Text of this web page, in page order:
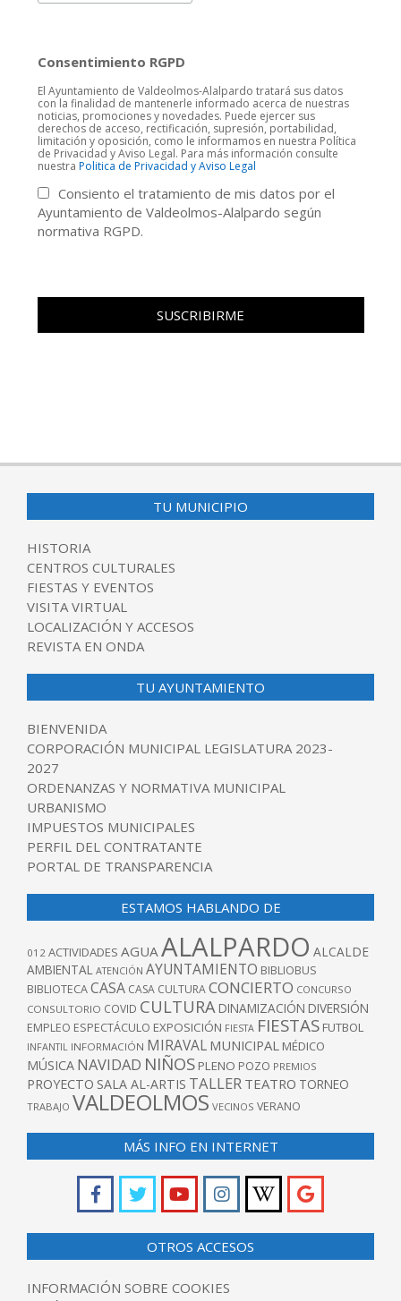
Consentimiento RGPD
El Ayuntamiento de Valdeolmos-Alalpardo tratará sus datos
con la finalidad de mantenerle informado acerca de nuestras
noticias, promociones y novedades. Puede ejercer sus
derechos de acceso, rectificación, supresión, portabilidad,
limitación y oposición, como le informamos en nuestra Política
de Privacidad y Aviso Legal. Para más información consulte
nuestra Politica de Privacidad y Aviso Legal
Consiento el tratamiento de mis datos por el
Ayuntamiento de Valdeolmos-Alalpardo según
normativa RGPD.
TU MUNICIPIO
HISTORIA
CENTROS CULTURALES
FIESTAS Y EVENTOS
VISITA VIRTUAL
LOCALIZACIÓN Y ACCESOS
REVISTA EN ONDA
TU AYUNTAMIENTO
BIENVENIDA
CORPORACIÓN MUNICIPAL LEGISLATURA 2023-
2027
ORDENANZAS Y NORMATIVA MUNICIPAL
URBANISMO
IMPUESTOS MUNICIPALES
PERFIL DEL CONTRATANTE
PORTAL DE TRANSPARENCIA
ESTAMOS HABLANDO DE
012 ACTIVIDADES AGUAALALPARDO ALCALDE
AMBIENTAL ATENCIÓN AYUNTAMIENTO BIBLIOBUS
BIBLIOTECACASA CASA CULTURACONCIERTO CONCURSO
CONSULTORIO COVID CULTURA DINAMIZACIÓN DIVERSIÓN
EMPLEO ESPECTÁCULO EXPOSICIÓN FIESTA FIESTAS FUTBOL
INFANTIL INFORMACIÓN MIRAVAL MUNICIPAL MÉDICO
MÚSICA NAVIDAD NIÑOS PLENO POZO PREMIOS
PROYECTO SALA AL-ARTIS TALLER TEATRO TORNEO
TRABAJO VALDEOLMOS VECINOS VERANO
MÁS INFO EN INTERNET
OTROS ACCESOS
INFORMACIÓN SOBRE COOKIES